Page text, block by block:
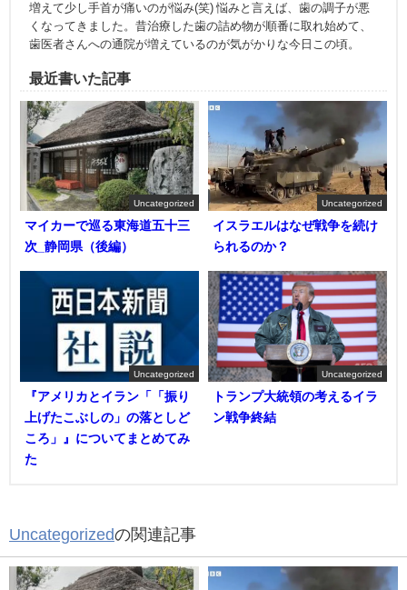
増えて少し手首が痛いのが悩み(笑) 悩みと言えば、歯の調子が悪
くなってきました。昔治療した歯の詰め物が順番に取れ始めて、
歯医者さんへの通院が増えているのが気がかりな今日この頃。
最近書いた記事
Uncategorized
マイカーで巡る東海道五十三
次_静岡県（後編）
Uncategorized
イスラエルはなぜ戦争を続け
られるのか？
Uncategorized
『アメリカとイラン「「振り
上げたこぶしの」の落としど
ころ」』についてまとめてみ
た
Uncategorized
トランプ大統領の考えるイラ
ン戦争終結
Uncategorizedの関連記事